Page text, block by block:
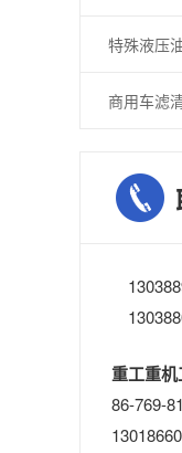
特殊液压
商用车滤
重工重机
86-769-